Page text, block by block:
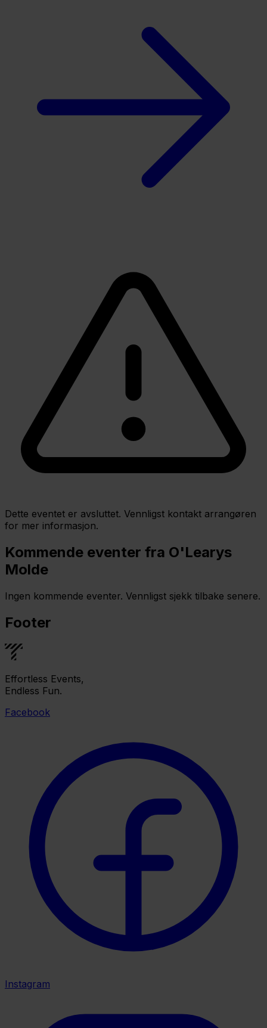
Dette eventet er avsluttet. Vennligst kontakt arrangøren
for mer informasjon.
Kommende eventer fra O'Learys
Molde
Ingen kommende eventer. Vennligst sjekk tilbake senere.
Footer
Effortless Events,
Endless Fun.
Facebook
Instagram